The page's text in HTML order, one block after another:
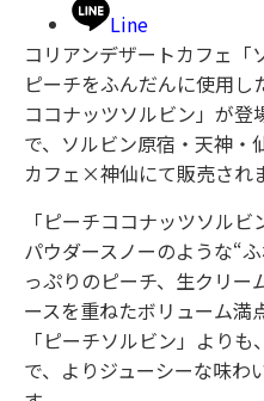
Line
コリアンデザートカフェ「
ピーチをふんだんに使用
ココナッツソルビン」が
で、ソルビン原宿・天神・
カフェ×神仙にて販売され
「ピーチココナッツソル
パウダースノーのような“
っぷりのピーチ、生クリー
ースを重ねたボリューム満
「ピーチソルビン」より
で、よりジューシーな味わ